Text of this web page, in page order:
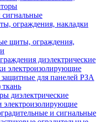
ограждения, накладки
щиты, ограждения,
диэлектрические
электроизолирующие
для панелей РЗА
диэлектрические
электроизолирующие
и сигнальные